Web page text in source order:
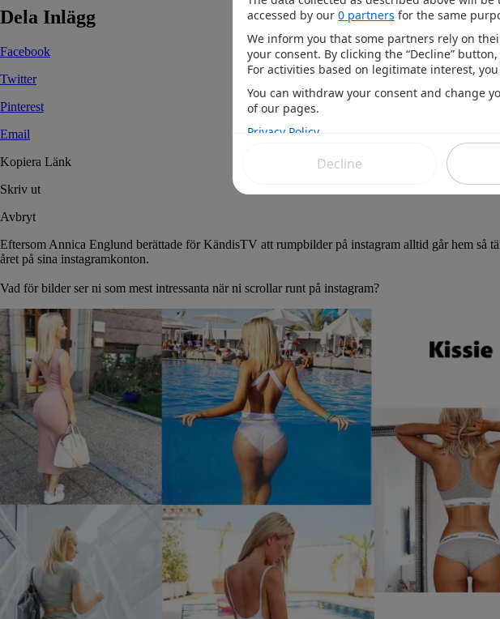
Dela Inlägg
Facebook
Twitter
Pinterest
Email
Kopiera Länk
Skriv ut
Avbryt
Eftersom Annica Englund berättade för KändisTV att rumpbilder på instagram alltid går hem så
året på sina instagramkonton.
Vad för bilder ser ni som mest intressanta när ni scrollar runt på instagram?